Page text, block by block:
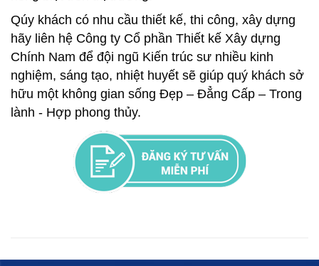
Qúy khách có nhu cầu thiết kế, thi công, xây dựng
hãy liên hệ Công ty Cổ phần Thiết kế Xây dựng
Chính Nam để đội ngũ Kiến trúc sư nhiều kinh
nghiệm, sáng tạo, nhiệt huyết sẽ giúp quý khách sở
hữu một không gian sống Đẹp – Đẳng Cấp – Trong
lành - Hợp phong thủy.